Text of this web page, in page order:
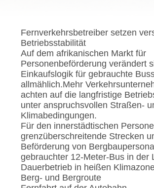
SIE EIN
ZITAT
SITEMAP
Fernverkehrsbetreiber setzen
Betriebsstabilität
Auf dem afrikanischen Markt für
Personenbeförderung verändert
Einkaufslogik für gebrauchte
allmählich.Mehr
achten auf die langfristige
unter anspruchsvollen Straßen-
Klimabedingungen.
Für den innerstädtischen
grenzüberschreitende Strecken
Beförderung von
gebrauchter 12-Meter-Bus in der
Dauerbetrieb in heißen
Berg- und Bergroute